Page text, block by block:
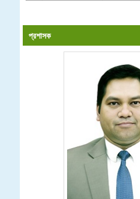
প্রশাসক